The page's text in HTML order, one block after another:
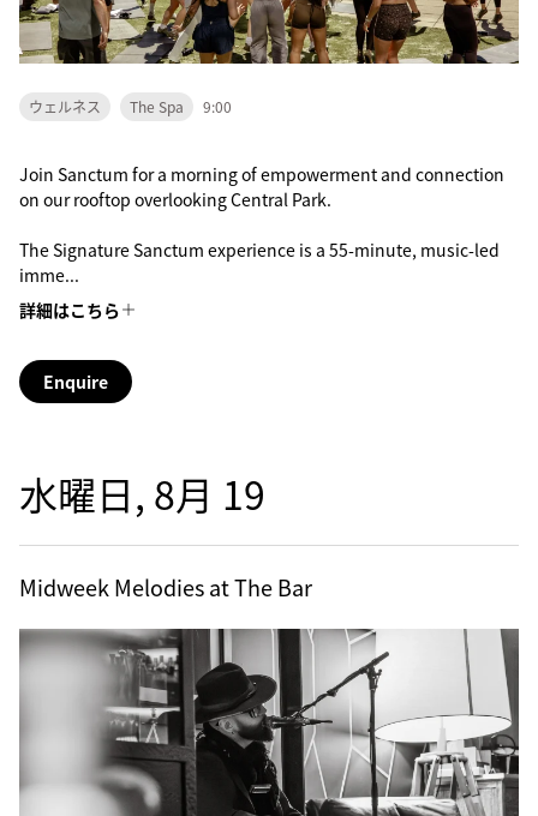
ウェルネス The Spa 9:00
Join Sanctum for a morning of empowerment and connection
on our rooftop overlooking Central Park.
The Signature Sanctum experience is a 55-minute, music-led
imme...
詳細はこちら
Enquire
水曜日, 8月 19
Midweek Melodies at The Bar